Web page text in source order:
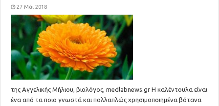
27 Μάι 2018
της Αγγελικής Μήλιου, βιολόγος, medlabnews.gr Η καλέντουλα είναι
ένα από τα ποιο γνωστά και πολλαπλώς χρησιμοποιημένα βότανα